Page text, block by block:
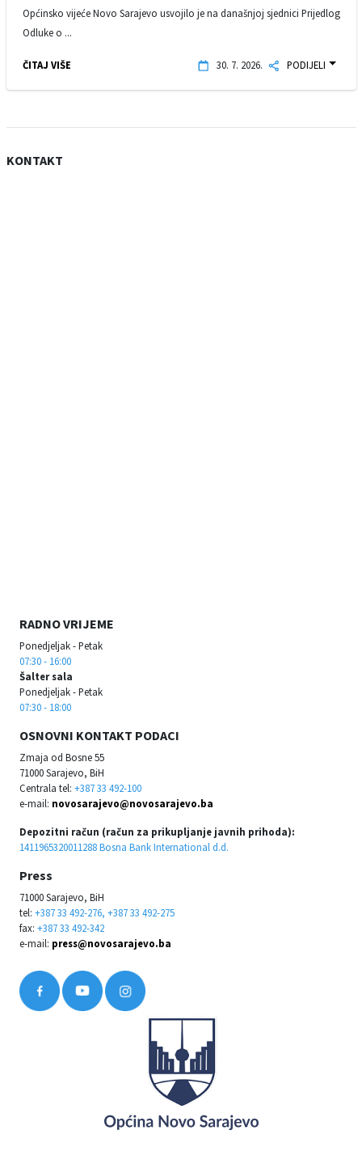
Općinsko vijeće Novo Sarajevo usvojilo je na današnjoj sjednici Prijedlog
Odluke o ...
ČITAJ VIŠE 30. 7. 2026. PODIJELI
KONTAKT
RADNO VRIJEME
Ponedjeljak - Petak
07:30 - 16:00
Šalter sala
Ponedjeljak - Petak
07:30 - 18:00
OSNOVNI KONTAKT PODACI
Zmaja od Bosne 55
71000 Sarajevo, BiH
Centrala tel: +387 33 492-100
e-mail: novosarajevo@novosarajevo.ba
Depozitni račun (račun za prikupljanje javnih prihoda):
1411965320011288 Bosna Bank International d.d.
Press
71000 Sarajevo, BiH
tel: +387 33 492-276, +387 33 492-275
fax: +387 33 492-342
e-mail: press@novosarajevo.ba